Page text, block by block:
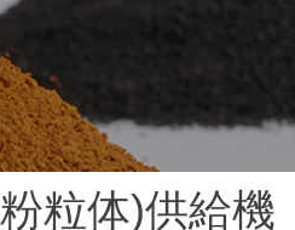
粒体)供給機